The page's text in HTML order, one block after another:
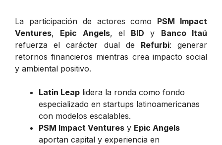
La participación de actores como PSM Impact
Ventures, Epic Angels, el BID y Banco Itaú
refuerza el carácter dual de Refurbi: generar
retornos financieros mientras crea impacto social
y ambiental positivo.
Latin Leap lidera la ronda como fondo
especializado en startups latinoamericanas
con modelos escalables.
PSM Impact Ventures y Epic Angels
aportan capital y experiencia en